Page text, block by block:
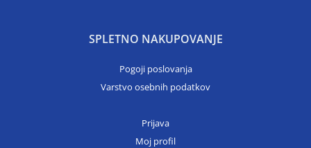
SPLETNO NAKUPOVANJE
Pogoji poslovanja
Varstvo osebnih podatkov
Prijava
Moj profil